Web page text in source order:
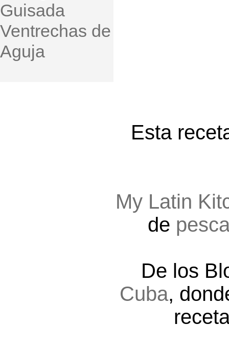
Guisada
Ventrechas de
Aguja
Esta
My Latin
de
De los
Cuba,